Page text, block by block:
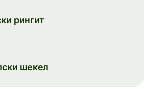
рингит
шекел